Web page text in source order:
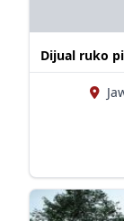
Dijual ruko